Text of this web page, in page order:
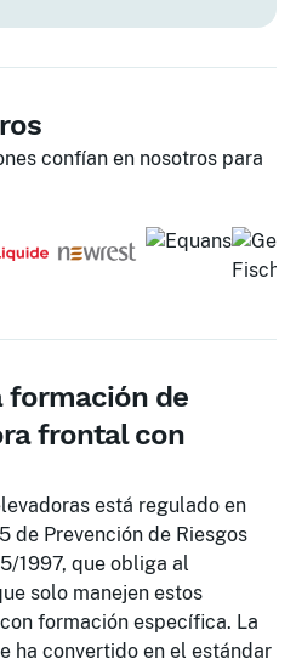
confían en nosotros para
formación de
frontal con
está regulado en
de Prevención de Riesgos
1997, que obliga al
solo manejen estos
formación específica. La
ha convertido en el estándar